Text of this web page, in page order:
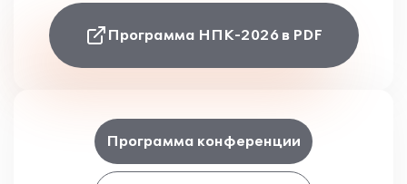
Программа НПК-2026 в PDF
Программа конференции